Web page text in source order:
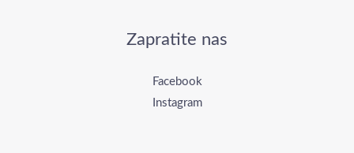
Zapratite nas
Facebook
Instagram